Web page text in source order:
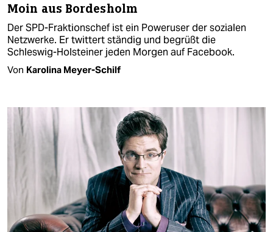
Moin aus Bordesholm
Der SPD-Fraktionschef ist ein Poweruser der sozialen
Netzwerke. Er twittert ständig und begrüßt die
Schleswig-Holsteiner jeden Morgen auf Facebook.
Von Karolina Meyer-Schilf